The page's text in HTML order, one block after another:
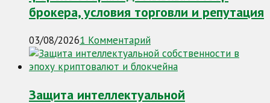
брокера, условия торговли и репутация
03/08/20261 Комментарий
Защита интеллектуальной